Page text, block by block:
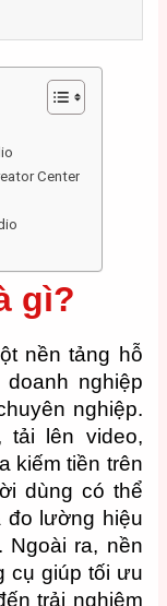
Center
gì?
nền tảng hỗ
nghiệp
nghiệp.
tải lên video,
kiếm tiền trên
dùng có thể
đo lường hiệu
Ngoài ra, nền
cụ giúp tối ưu
trải nghiệm